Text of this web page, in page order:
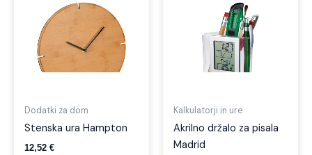
Dodatki za dom
Stenska ura Hampton
12,52 €
Kalkulatorji in ure
Akrilno držalo za pisala
Madrid